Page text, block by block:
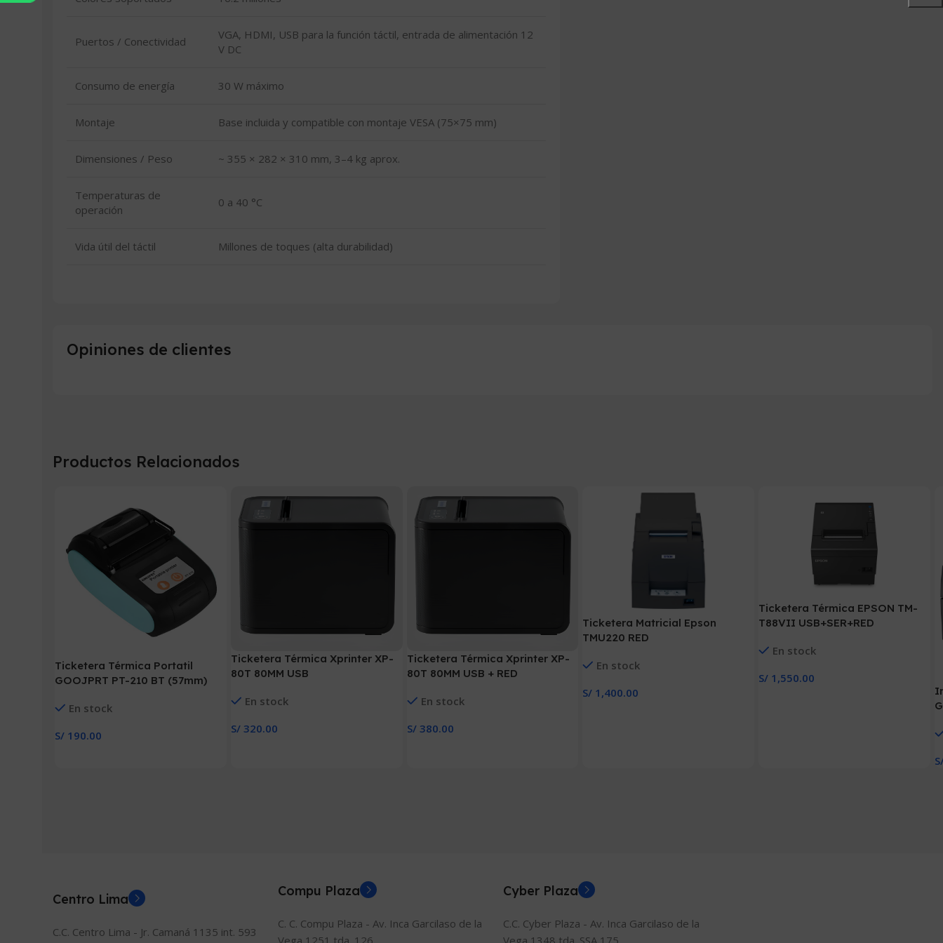
Puertos / Conectividad
VGA, HDMI, USB para la función táctil, entrada de alimentación 12
V DC
Consumo de energía 30 W máximo
Montaje Base incluida y compatible con montaje VESA (75×75 mm)
Dimensiones / Peso ~ 355 × 282 × 310 mm, 3–4 kg aprox.
Temperaturas de
operación
0 a 40 °C
Vida útil del táctil Millones de toques (alta durabilidad)
Opiniones de clientes
Productos Relacionados
Ticketera Térmica Portatil
GOOJPRT PT-210 BT (57mm)
En stock
S/ 190.00
Ticketera Térmica Xprinter XP-
80T 80MM USB
En stock
S/320.00
Ticketera Térmica Xprinter XP-
80T 80MM USB + RED
En stock
S/380.00
Ticketera Matricial Epson
TMU220 RED
En stock
S/ 1,400.00
Ticketera Térmica EPSON TM-
T88VII USB+SER+RED
En stock
S/ 1,550.00
Centro Lima
C.C. Centro Lima - Jr. Camaná 1135 int. 593
Compu Plaza
C. C. Compu Plaza - Av. Inca Garcilaso de la
Vega 1251 tda. 126
Cyber Plaza
C.C. Cyber Plaza - Av. Inca Garcilaso de la
Vega 1348 tda. SSA 175